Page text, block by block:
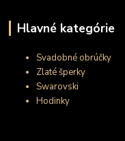
Hlavné kategórie
Svadobné obrúčky
Zlaté šperky
Swarovski
Hodinky